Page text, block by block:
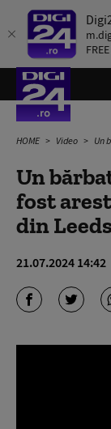
HOME Video Un
Un
fost
din Leeds
21.07.2024 14:42